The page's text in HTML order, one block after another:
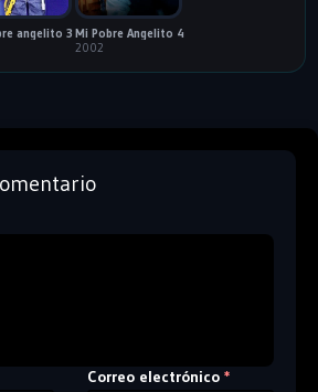
angelito 3 Mi Pobre Angelito 4
2002
Correo electrónico *